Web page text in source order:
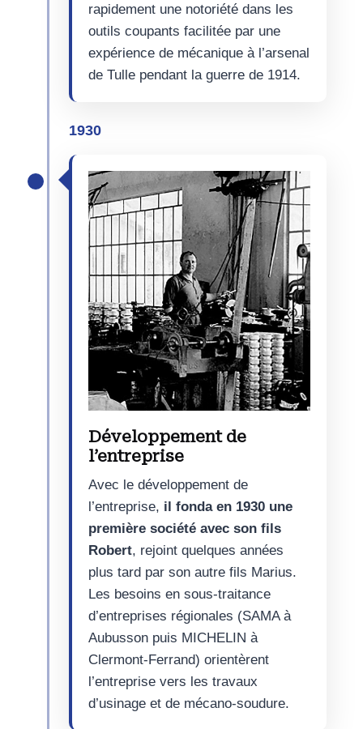
rapidement une notoriété dans les
outils coupants facilitée par une
expérience de mécanique à l’arsenal
de Tulle pendant la guerre de 1914.
1930
Développement de
l’entreprise
Avec le développement de
l’entreprise, il fonda en 1930 une
première société avec son fils
Robert, rejoint quelques années
plus tard par son autre fils Marius.
Les besoins en sous-traitance
d’entreprises régionales (SAMA à
Aubusson puis MICHELIN à
Clermont-Ferrand) orientèrent
l’entreprise vers les travaux
d’usinage et de mécano-soudure.